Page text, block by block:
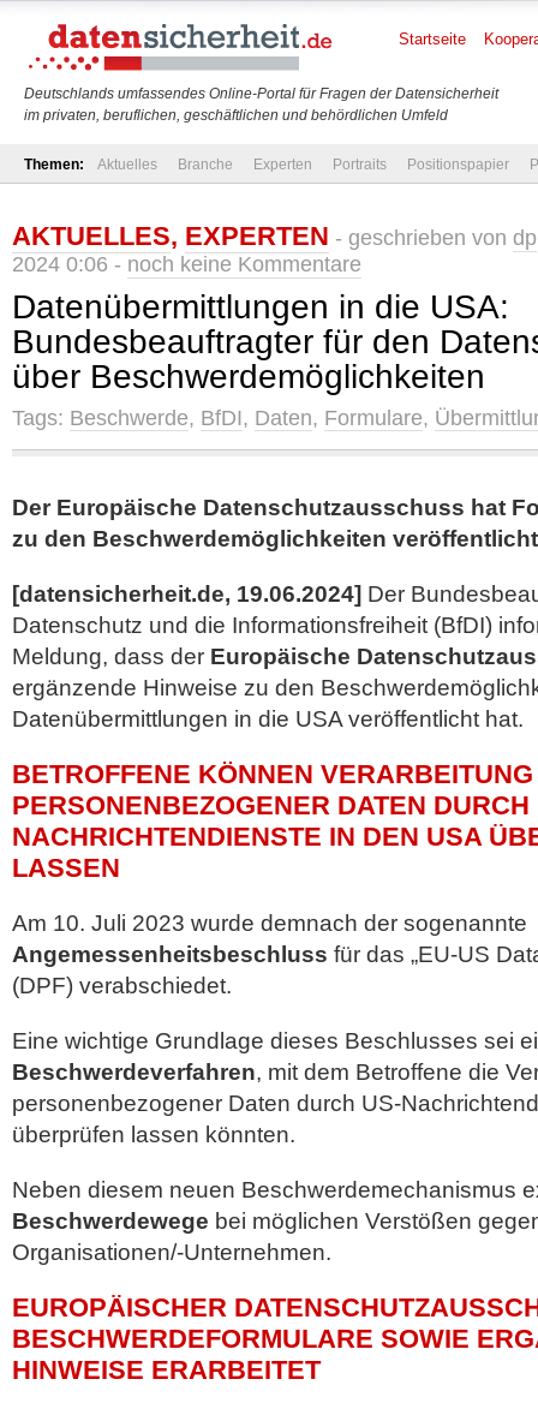
Deutschlands umfassendes Online-Portal für Fragen der Datensicherheit
im privaten, beruflichen, geschäftlichen und behördlichen Umfeld
Startseite
Themen: Aktuelles Branche Experten Portraits Positionspapier
AKTUELLES, EXPERTEN - geschrieben von dp
2024 0:06 - noch keine Kommentare
Datenübermittlungen in die USA:
Bundesbeauftragter für den
über Beschwerdemöglichkeiten
Tags: Beschwerde, BfDI, Daten, Formulare,
Der Europäische Datenschutzausschuss hat
zu den Beschwerdemöglichkeiten veröffentlicht
[datensicherheit.de, 19.06.2024] Der
Datenschutz und die Informationsfreiheit (BfDI)
Meldung, dass der Europäische
ergänzende Hinweise zu den
Datenübermittlungen in die USA veröffentlicht hat.
BETROFFENE KÖNNEN VERARBEITUNG
PERSONENBEZOGENER DATEN DURCH
NACHRICHTENDIENSTE IN DEN USA
LASSEN
Am 10. Juli 2023 wurde demnach der sogenannte
Angemessenheitsbeschluss für das „EU-US
(DPF) verabschiedet.
Eine wichtige Grundlage dieses Beschlusses sei
Beschwerdeverfahren, mit dem Betroffene die
personenbezogener Daten durch US-
überprüfen lassen könnten.
Neben diesem neuen Beschwerdemechanismus
Beschwerdewege bei möglichen Verstößen
Organisationen/-Unternehmen.
EUROPÄISCHER
BESCHWERDEFORMULARE SOWIE
HINWEISE ERARBEITET